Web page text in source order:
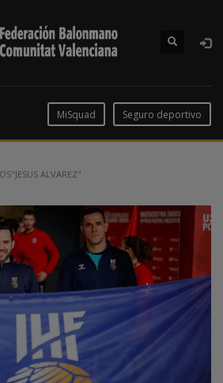
MiSquad Seguro deportivo
ALVAREZ"